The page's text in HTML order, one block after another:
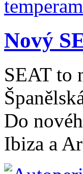
Nový
SEAT to
Do
Ibiza a